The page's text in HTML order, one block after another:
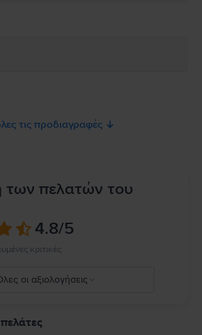
Προϊόντος
τις προειδοποιήσεις ασφαλείας που αφορούν
τις προδιαγραφές
πελατών του
4.8/5
κριτικές
οι αξιολογήσεις
4